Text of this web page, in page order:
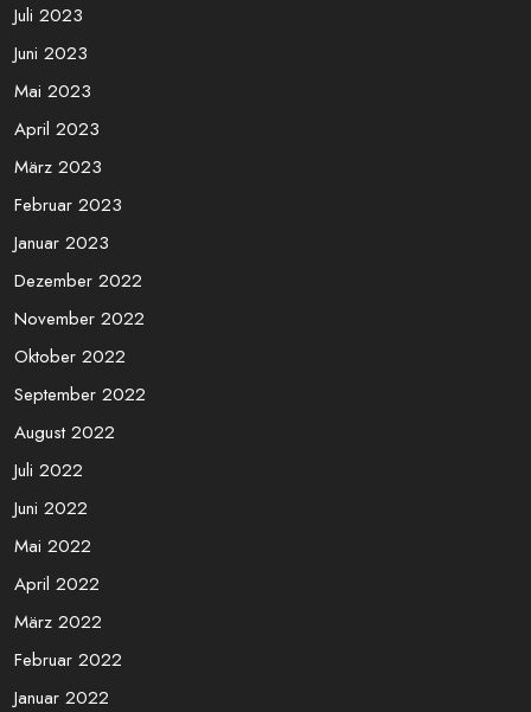
Juli 2023
Juni 2023
Mai 2023
April 2023
März 2023
Februar 2023
Januar 2023
Dezember 2022
November 2022
Oktober 2022
September 2022
August 2022
Juli 2022
Juni 2022
Mai 2022
April 2022
März 2022
Februar 2022
Januar 2022